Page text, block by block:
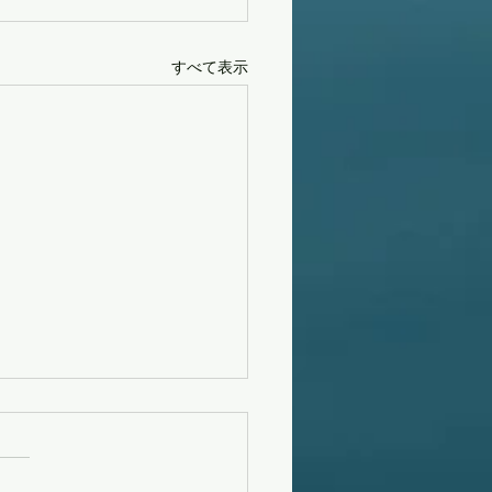
すべて表示